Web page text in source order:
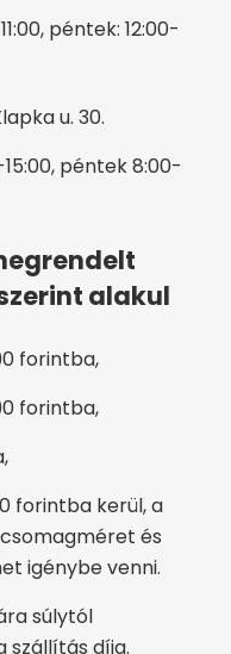
péntek: 12:00-
u. 30.
péntek 8:00-
alakul
forintba,
forintba,
forintba kerül, a
és
igénybe venni.
súlytól
szállítás díja.